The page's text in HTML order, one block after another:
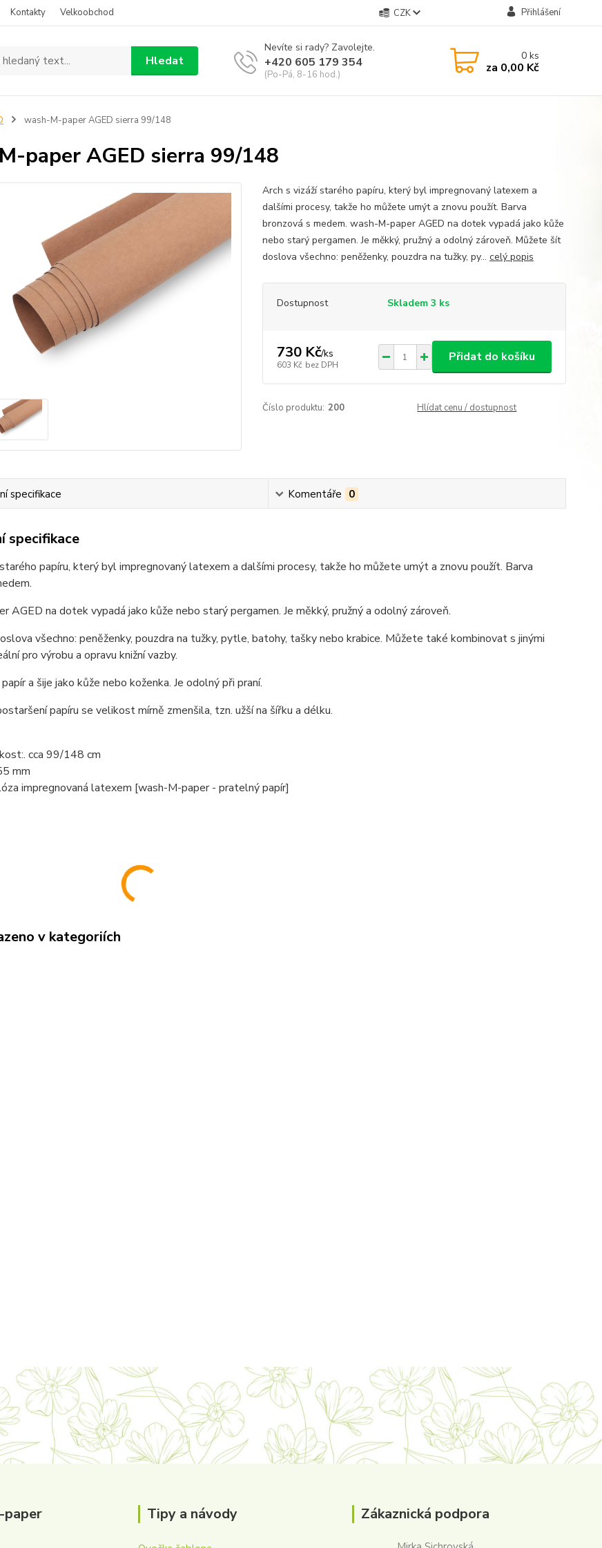
Kontakty Velkoobchod CZK Přihlášení
Hledat
Nevíte si rady? Zavolejte.
+420 605 179 354
(Po-Pá, 8-16 hod.)
0ks
za 0,00 Kč
wash-M-paper AGED sierra 99/148
paper AGED sierra 99/148
Arch s vizáží starého papíru, který byl impregnovaný latexem a
dalšími procesy, takže ho můžete umýt a znovu použít. Barva
bronzová s medem. wash-M-paper AGED na dotek vypadá jako kůže
nebo starý pergamen. Je měkký, pružný a odolný zároveň. Můžete šít
doslova všechno: peněženky, pouzdra na tužky, py... celý popis
Dostupnost Skladem 3 ks
730 Kč/ks
603 Kč bez DPH
Přidat do košíku
Číslo produktu: 200 Hlídat cenu / dostupnost
specifikace Komentáře 0
specifikace
papíru, který byl impregnovaný latexem a dalšími procesy, takže ho můžete umýt a znovu použít. Barva
AGED na dotek vypadá jako kůže nebo starý pergamen. Je měkký, pružný a odolný zároveň.
všechno: peněženky, pouzdra na tužky, pytle, batohy, tašky nebo krabice. Můžete také kombinovat s jinými
pro výrobu a opravu knižní vazby.
a šije jako kůže nebo koženka. Je odolný při praní.
papíru se velikost mírně zmenšila, tzn. užší na šířku a délku.
cca 99/148 cm
mm
impregnovaná latexem [wash-M-paper - pratelný papír]
v kategoriích
paper Tipy a návody Zákaznická podpora